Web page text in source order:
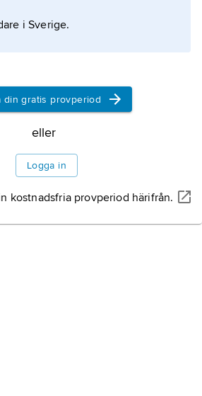
De konstmusikaliska
om artikeln
i Sverige.
din gratis provperiod
eller
Logga in
kostnadsfria provperiod härifrån.